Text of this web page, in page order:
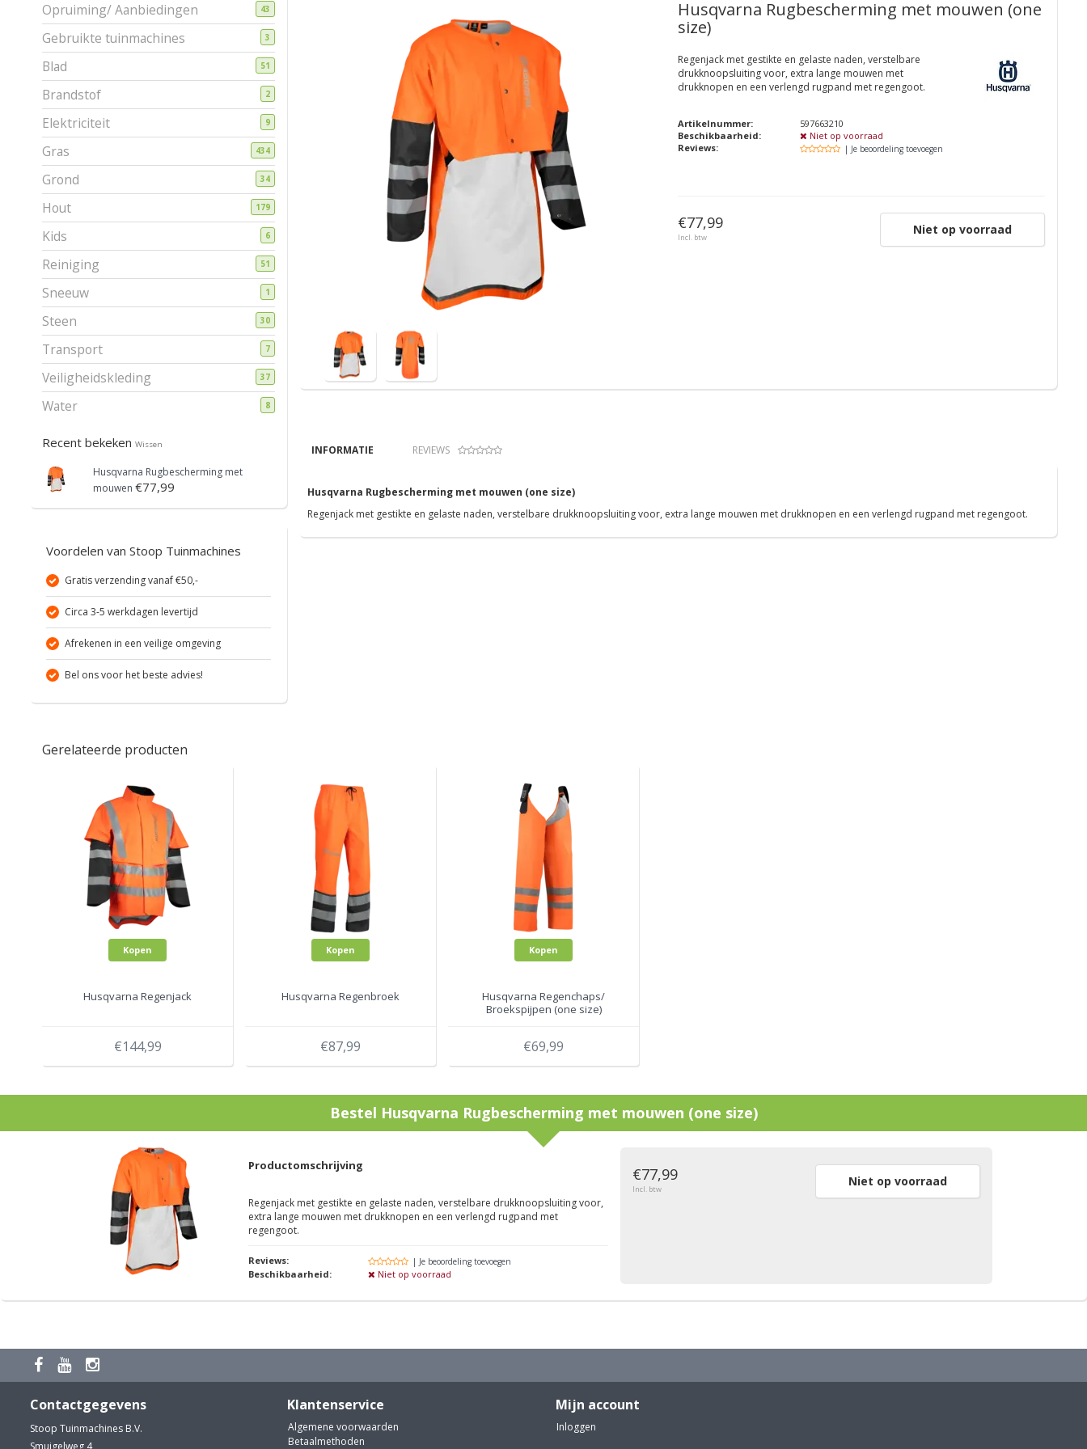
Opruiming/ Aanbiedingen 43
Gebruikte tuinmachines 3
Blad 51
Brandstof 2
Elektriciteit 9
Gras 434
Grond 34
Hout 179
Kids 6
Reiniging 51
Sneeuw 1
Steen 30
Transport 7
Veiligheidskleding 37
Water 8
Recent bekeken Wissen
Husqvarna Rugbescherming met
mouwen €77,99
Voordelen van Stoop Tuinmachines
Gratis verzending vanaf €50,-
Circa 3-5 werkdagen levertijd
Afrekenen in een veilige omgeving
Bel ons voor het beste advies!
Husqvarna Rugbescherming met mouwen (one
size)
Regenjack met gestikte en gelaste naden, verstelbare
drukknoopsluiting voor, extra lange mouwen met
drukknopen en een verlengd rugpand met regengoot.
Artikelnummer:
597663210
Beschikbaarheid:
Niet op voorraad
Reviews:
| Je beoordeling toevoegen
€77,99
Incl. btw
Niet op voorraad
INFORMATIE REVIEWS
Husqvarna Rugbescherming met mouwen (one size)
Regenjack met gestikte en gelaste naden, verstelbare drukknoopsluiting voor, extra lange mouwen met drukknopen en een verlengd rugpand met regengoot.
Gerelateerde producten
Kopen
Husqvarna Regenjack
€144,99
Kopen
Husqvarna Regenbroek
€87,99
Kopen
Husqvarna Regenchaps/
Broekspijpen (one size)
€69,99
Bestel Husqvarna Rugbescherming met mouwen (one size)
Productomschrijving
Regenjack met gestikte en gelaste naden, verstelbare drukknoopsluiting voor,
extra lange mouwen met drukknopen en een verlengd rugpand met
regengoot.
Reviews: | Je beoordeling toevoegen
Beschikbaarheid: Niet op voorraad
€77,99
Incl. btw
Niet op voorraad
Contactgegevens
Stoop Tuinmachines B.V.
Smuigelweg 4
Klantenservice
Algemene voorwaarden
Betaalmethoden
Mijn account
Inloggen